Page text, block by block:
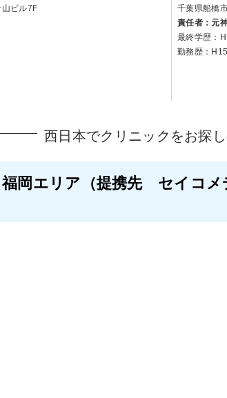
山ビル7F
千葉県船橋
責任者：元
最終学歴：
勤務歴：
西日本でクリニックをお探
岡エリア （提携先 セイコ